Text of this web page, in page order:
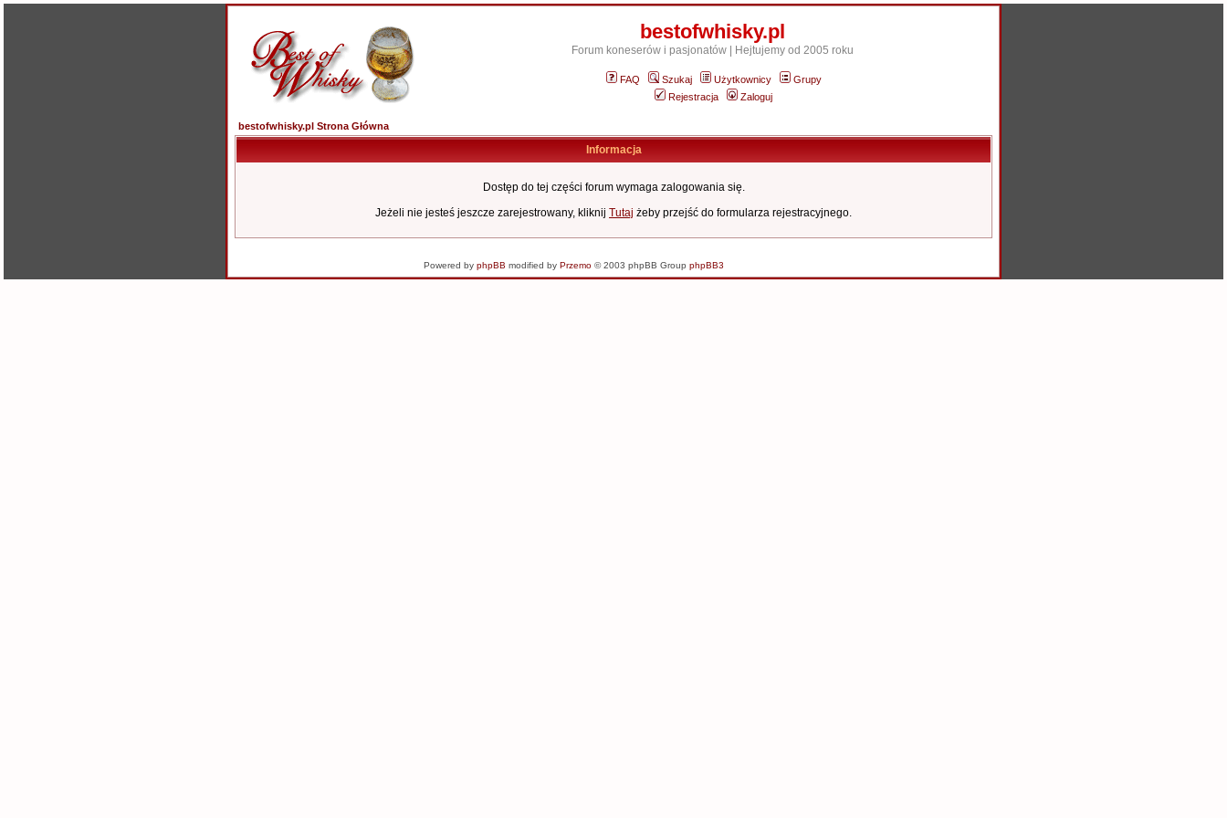
bestofwhisky.pl
Forum koneserów i pasjonatów | Hejtujemy od 2005 roku
FAQ Szukaj Użytkownicy
Grupy
Rejestracja
Zaloguj
bestofwhisky.pl Strona Główna
Informacja
Dostęp do tej części forum wymaga zalogowania się.
Jeżeli nie jesteś jeszcze zarejestrowany, kliknij Tutaj żeby przejść do formularza rejestracyjnego.
Powered by phpBB modified by Przemo© 2003 phpBB Group phpBB3